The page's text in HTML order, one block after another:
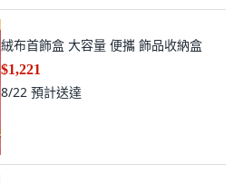
絨布首飾盒 大容量 便攜 飾品收納盒
$1,221
8/22 預計送達